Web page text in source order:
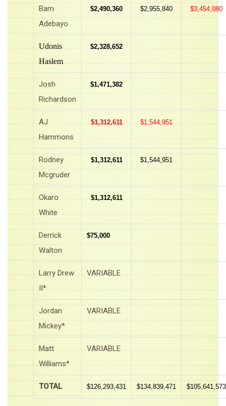
Bam
Adebayo
$2,490,360 $2,955,840 $3,454,080
Udonis
Haslem
$2,328,652
Josh
Richardson
$1,471,382
AJ
Hammons
$1,312,611 $1,544,951
Rodney
Mcgruder
$1,312,611 $1,544,951
Okaro
White
$1,312,611
Derrick
Walton
$75,000
Larry Drew
II*
VARIABLE
Jordan
Mickey*
VARIABLE
Matt
Williams*
VARIABLE
TOTAL $126,293,431 $134,839,471 $105,641,573